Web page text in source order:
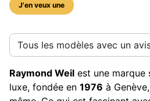
J'en veux une
15 photos sur cette
Tous les modèles avec un
Raymond Weil est une marque
luxe, fondée en 1976 à